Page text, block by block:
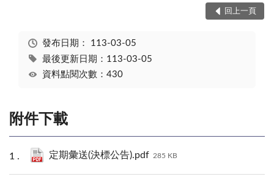
回上一頁
發布日期： 113-03-05
最後更新日期：113-03-05
資料點閱次數：430
附件下載
定期彙送(決標公告).pdf 285 KB